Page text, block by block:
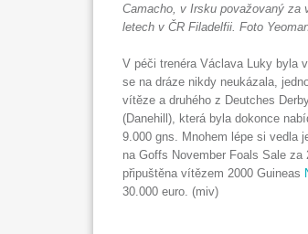
Camacho, v Irsku považovaný za
letech v ČR Filadelfii. Foto
V péči trenéra Václava Luky byla
se na dráze nikdy neukázala,
vítěze a druhého z Deutches
(Danehill), která byla dokonce
9.000 gns. Mnohem lépe si vedla
na Goffs November Foals Sale
připuštěna vítězem 2000 Guineas
30.000 euro. (miv)